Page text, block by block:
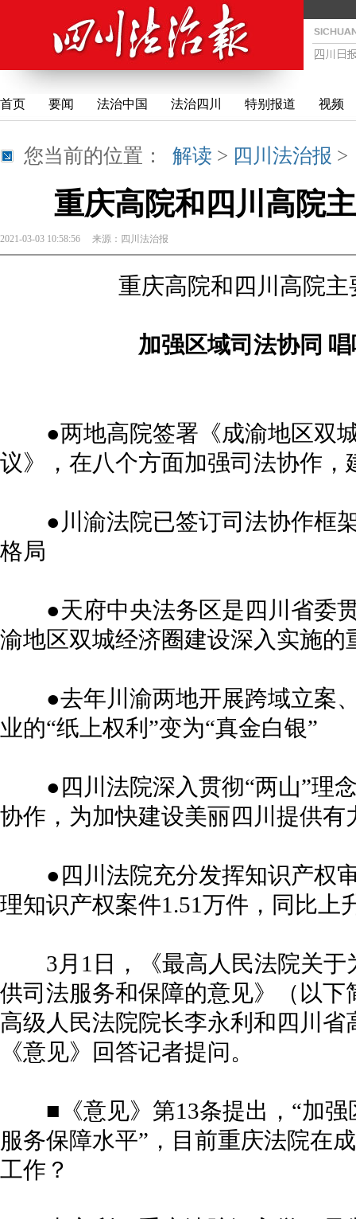
首页 要闻 法治中国 法治四川 特别报道 视频
您当前的位置： 解读 > 四川法治报
重庆高院和四川高院
2021-03-03 10:58:56 来源： 四川法治报
重庆高院和四川高院
加强区域司法协同
●两地高院签署《成渝地区双城
议》，在八个方面加强司法协作，
●川渝法院已签订司法协作框架
格局
●天府中央法务区是四川省委贯
渝地区双城经济圈建设深入实施的
●去年川渝两地开展跨域立案、
业的“纸上权利”变为“真金白银”
●四川法院深入贯彻“两山”理念
协作，为加快建设美丽四川提供有
●四川法院充分发挥知识产权审
理知识产权案件1.51万件，同比上
3月1日，《最高人民法院关于
供司法服务和保障的意见》（以
高级人民法院院长李永利和四川
《意见》回答记者提问。
■《意见》第13条提出，“加强
服务保障水平”，目前重庆法院在
工作？